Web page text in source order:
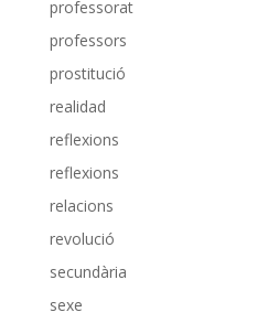
professorat
professors
prostitució
realidad
reflexions
reflexions
relacions
revolució
secundària
sexe